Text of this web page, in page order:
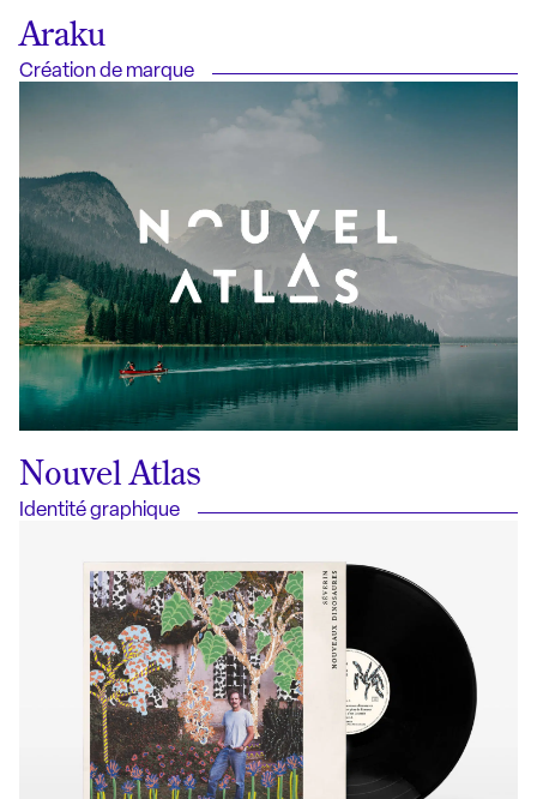
Araku
Création de marque
Nouvel Atlas
Identité graphique